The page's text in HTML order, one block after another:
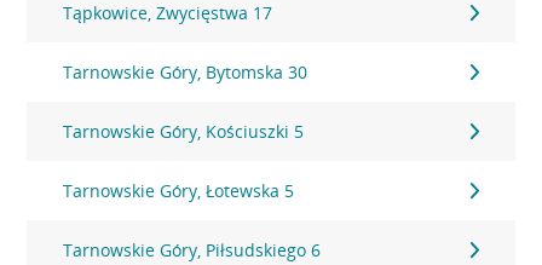
Tąpkowice, Zwycięstwa 17
Tarnowskie Góry, Bytomska 30
Tarnowskie Góry, Kościuszki 5
Tarnowskie Góry, Łotewska 5
Tarnowskie Góry, Piłsudskiego 6